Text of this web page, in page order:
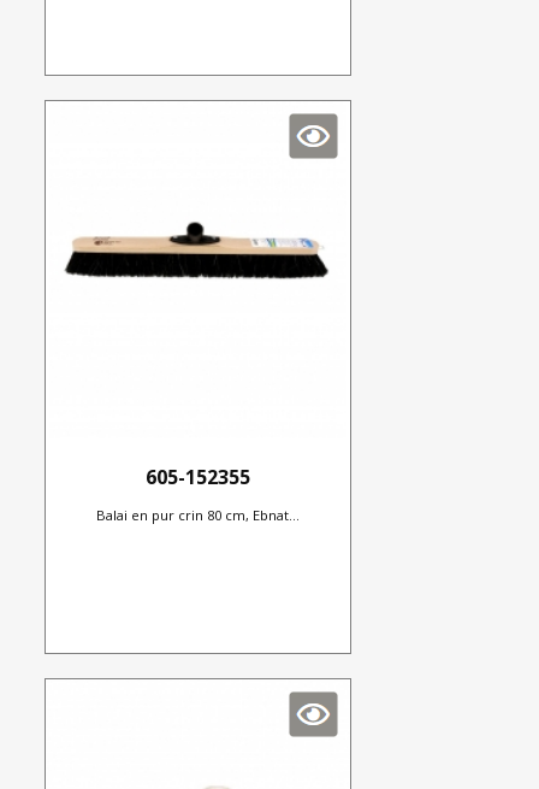
605-152355
Balai en pur crin 80 cm, Ebnat...